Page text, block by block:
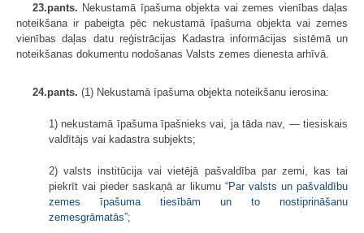
23.pants. Nekustamā īpašuma objekta vai zemes vienības daļas
noteikšana ir pabeigta pēc nekustamā īpašuma objekta vai zemes
vienības daļas datu reģistrācijas Kadastra informācijas sistēmā un
noteikšanas dokumentu nodošanas Valsts zemes dienesta arhīvā.
24.pants. (1) Nekustamā īpašuma objekta noteikšanu ierosina:
1) nekustamā īpašuma īpašnieks vai, ja tāda nav, — tiesiskais
valdītājs vai kadastra subjekts;
2) valsts institūcija vai vietējā pašvaldība par zemi, kas tai
piekrīt vai pieder saskaņā ar likumu “Par valsts un pašvaldību
zemes īpašuma tiesībām un to nostiprināšanu
zemesgrāmatās”;